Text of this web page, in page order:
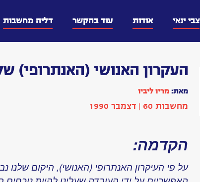
צבי ינאי אודות עוד בהקשר דליה מחשבות
העקרון האנושי (האנתרופי)
מאת: מריו ליביו
מחשבות 60 | דצמבר 1990
הקדמה:
על פי העיקרון האנתרופי (האנושי), היקום שלנו